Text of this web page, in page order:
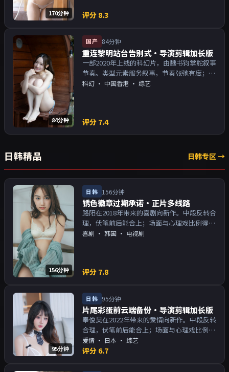
170分钟 评分 8.3
84分钟
国产 84分钟
重连黎明站台告别式·导演剪辑加长版
一部2020年上线的科幻片，由魏书钧掌舵叙事
节奏。类型元素服务叙事，节奏张弛有度；对
白密度高，留意潜台词。主演以演技派为主，
科幻 · 中国香港 · 综艺
评分 7.4
日韩精品 日韩专区 →
156分钟
日韩 156分钟
锈色徽章过期承诺·正片多线路
路阳在2018年带来的喜剧向新作。中段反转合
理，伏笔前后能合上；场面与心理戏比例得
当。主演以演技派为主，适合喜欢强叙事与人
喜剧 · 韩国 · 电视剧
评分 7.8
95分钟
日韩 95分钟
片尾彩蛋前云端备份·导演剪辑加长版
奉俊昊在2022年带来的爱情向新作。中段反转
合理，伏笔前后能合上；场面与心理戏比例得
当。主演以演技派为主，适合喜欢强叙事与人
物关系的观众加入片单。
爱情 · 日本 · 综艺
评分 6.7